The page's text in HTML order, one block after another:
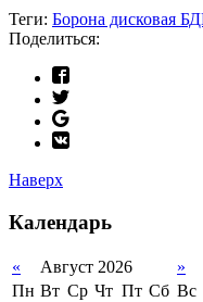
Теги: Борона дисковая
Поделиться:
Наверх
Календарь
« Август 2026
»
Пн Вт Ср Чт Пт Сб Вс